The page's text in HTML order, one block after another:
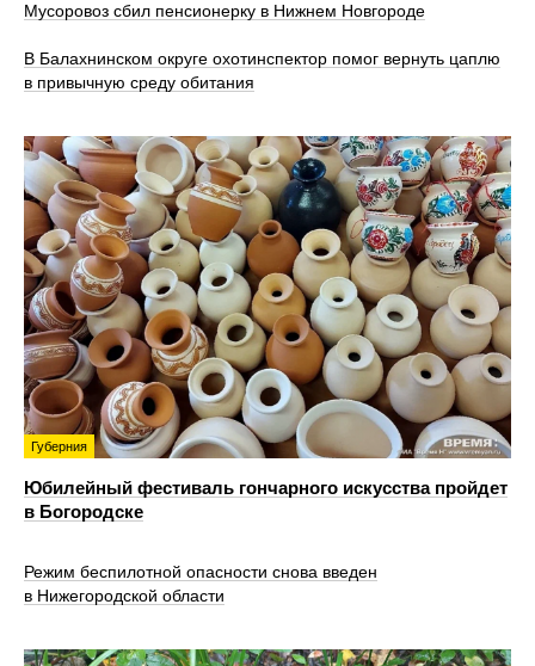
Мусоровоз сбил пенсионерку в Нижнем Новгороде
В Балахнинском округе охотинспектор помог вернуть цаплю
в привычную среду обитания
Губерния
Юбилейный фестиваль гончарного искусства пройдет
в Богородске
Режим беспилотной опасности снова введен
в Нижегородской области